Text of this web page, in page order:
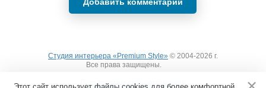
Студия интерьера «Premium Style»© 2004-2026 г.
Все права защищены.
Пользовательское соглашение